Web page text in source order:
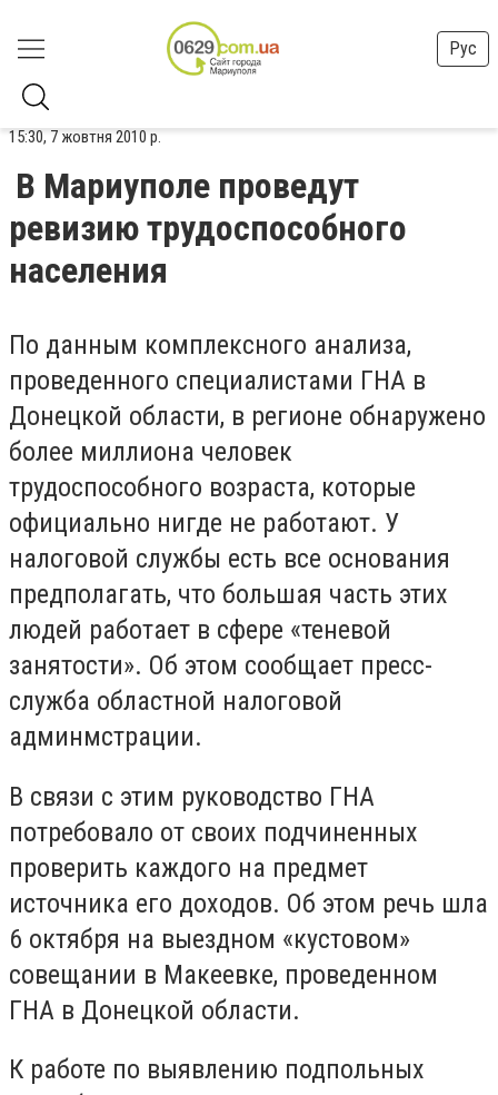
Рус
15:30, 7 жовтня 2010 р.
В Мариуполе проведут
ревизию трудоспособного
населения
По данным комплексного анализа,
проведенного специалистами ГНА в
Донецкой области, в регионе обнаружено
более миллиона человек
трудоспособного возраста, которые
официально нигде не работают. У
налоговой службы есть все основания
предполагать, что большая часть этих
людей работает в сфере «теневой
занятости». Об этом сообщает пресс-
служба областной налоговой
админмстрации.
В связи с этим руководство ГНА
потребовало от своих подчиненных
проверить каждого на предмет
источника его доходов. Об этом речь шла
6 октября на выездном «кустовом»
совещании в Макеевке, проведенном
ГНА в Донецкой области.
К работе по выявлению подпольных